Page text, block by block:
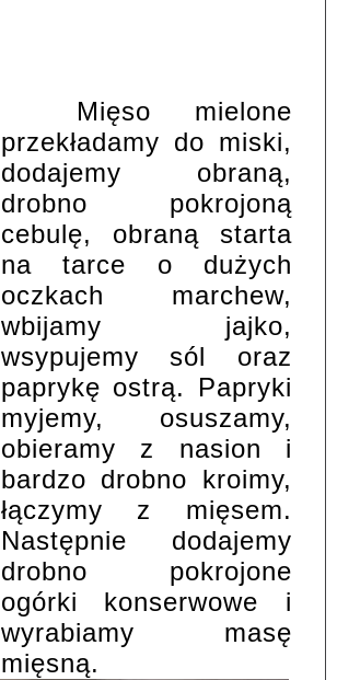
Mięso mielone
przekładamy do miski,
dodajemy obraną,
drobno pokrojoną
cebulę, obraną starta
na tarce o dużych
oczkach marchew,
wbijamy jajko,
wsypujemy sól oraz
paprykę ostrą. Papryki
myjemy, osuszamy,
obieramy z nasion i
bardzo drobno kroimy,
łączymy z mięsem.
Następnie dodajemy
drobno pokrojone
ogórki konserwowe i
wyrabiamy masę
mięsną.